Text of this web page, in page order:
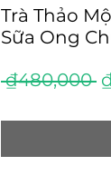
Trà Thảo
Sữa Ong
₫480,000